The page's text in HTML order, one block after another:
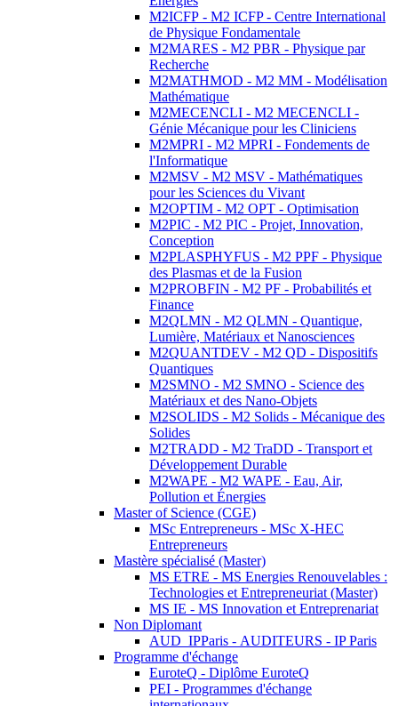
M2ICFP - M2 ICFP - Centre International
de Physique Fondamentale
M2MARES - M2 PBR - Physique par
Recherche
M2MATHMOD - M2 MM - Modélisation
Mathématique
M2MECENCLI - M2 MECENCLI -
Génie Mécanique pour les Cliniciens
M2MPRI - M2 MPRI - Fondements de
l'Informatique
M2MSV - M2 MSV - Mathématiques
pour les Sciences du Vivant
M2OPTIM - M2 OPT - Optimisation
M2PIC - M2 PIC - Projet, Innovation,
Conception
M2PLASPHYFUS - M2 PPF - Physique
des Plasmas et de la Fusion
M2PROBFIN - M2 PF - Probabilités et
Finance
M2QLMN - M2 QLMN - Quantique,
Lumière, Matériaux et Nanosciences
M2QUANTDEV - M2 QD - Dispositifs
Quantiques
M2SMNO - M2 SMNO - Science des
Matériaux et des Nano-Objets
M2SOLIDS - M2 Solids - Mécanique des
Solides
M2TRADD - M2 TraDD - Transport et
Développement Durable
M2WAPE - M2 WAPE - Eau, Air,
Pollution et Énergies
Master of Science (CGE)
MSc Entrepreneurs - MSc X-HEC
Entrepreneurs
Mastère spécialisé (Master)
MS ETRE - MS Energies Renouvelables :
Technologies et Entrepreneuriat (Master)
MS IE - MS Innovation et Entreprenariat
Non Diplomant
AUD_IPParis - AUDITEURS - IP Paris
Programme d'échange
EuroteQ - Diplôme EuroteQ
PEI - Programmes d'échange